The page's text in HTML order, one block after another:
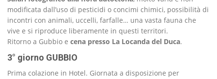
modificata dall’uso di pesticidi o concimi chimici, possibilità di
incontri con animali, uccelli, farfalle… una vasta fauna che
vive e si riproduce liberamente in questi territori.
Ritorno a Gubbio e cena presso La Locanda del Duca.
3° giorno GUBBIO
Prima colazione in Hotel. Giornata a disposizione per